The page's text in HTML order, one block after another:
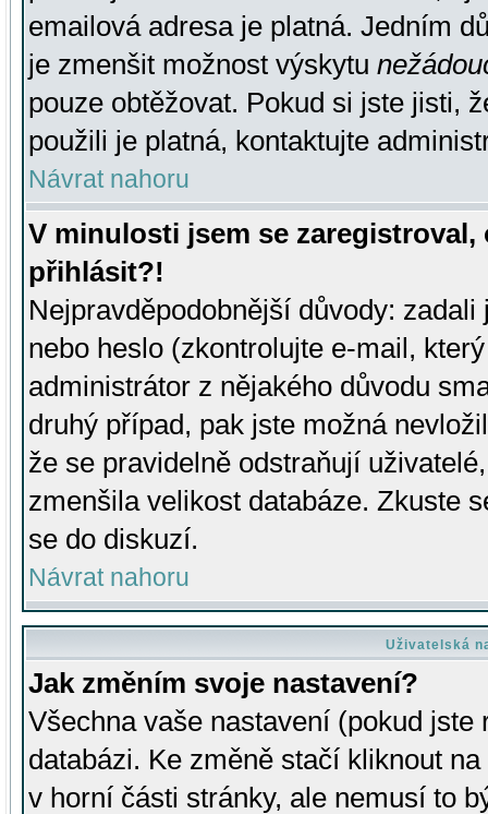
emailová adresa je platná. Jedním
je zmenšit možnost výskytu
pouze obtěžovat. Pokud si jste jisti,
použili je platná, kontaktujte
Návrat nahoru
V minulosti jsem se
přihlásit?!
Nejpravděpodobnější důvody:
nebo heslo (zkontrolujte e-mail,
administrátor z nějakého důvodu
druhý případ, pak jste možná
že se pravidelně odstraňují
zmenšila velikost databáze. Zkuste
se do diskuzí.
Návrat nahoru
Uživatelská
Jak změním svoje nastavení?
Všechna vaše nastavení (pokud
databázi. Ke změně stačí kliknout
v horní části stránky, ale nemusí to